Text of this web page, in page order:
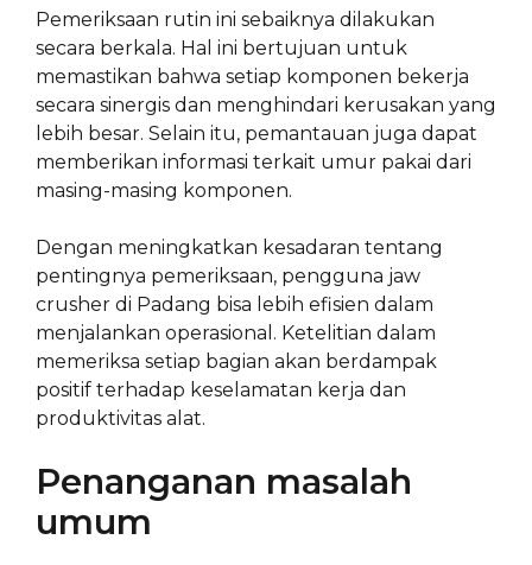
Pemeriksaan rutin ini sebaiknya dilakukan
secara berkala. Hal ini bertujuan untuk
memastikan bahwa setiap komponen bekerja
secara sinergis dan menghindari kerusakan yang
lebih besar. Selain itu, pemantauan juga dapat
memberikan informasi terkait umur pakai dari
masing-masing komponen.
Dengan meningkatkan kesadaran tentang
pentingnya pemeriksaan, pengguna jaw
crusher di Padang bisa lebih efisien dalam
menjalankan operasional. Ketelitian dalam
memeriksa setiap bagian akan berdampak
positif terhadap keselamatan kerja dan
produktivitas alat.
Penanganan masalah
umum